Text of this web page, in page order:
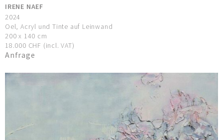
IRENE NAEF
2024
Oel, Acryl und Tinte auf Leinwand
200 x 140 cm
18.000 CHF (incl. VAT)
Anfrage